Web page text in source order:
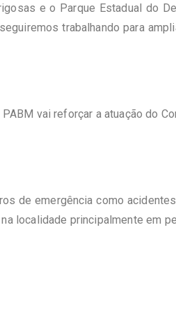
e o Parque Estadual do
trabalhando para
vai reforçar a atuação do
de emergência como
localidade principalmente em